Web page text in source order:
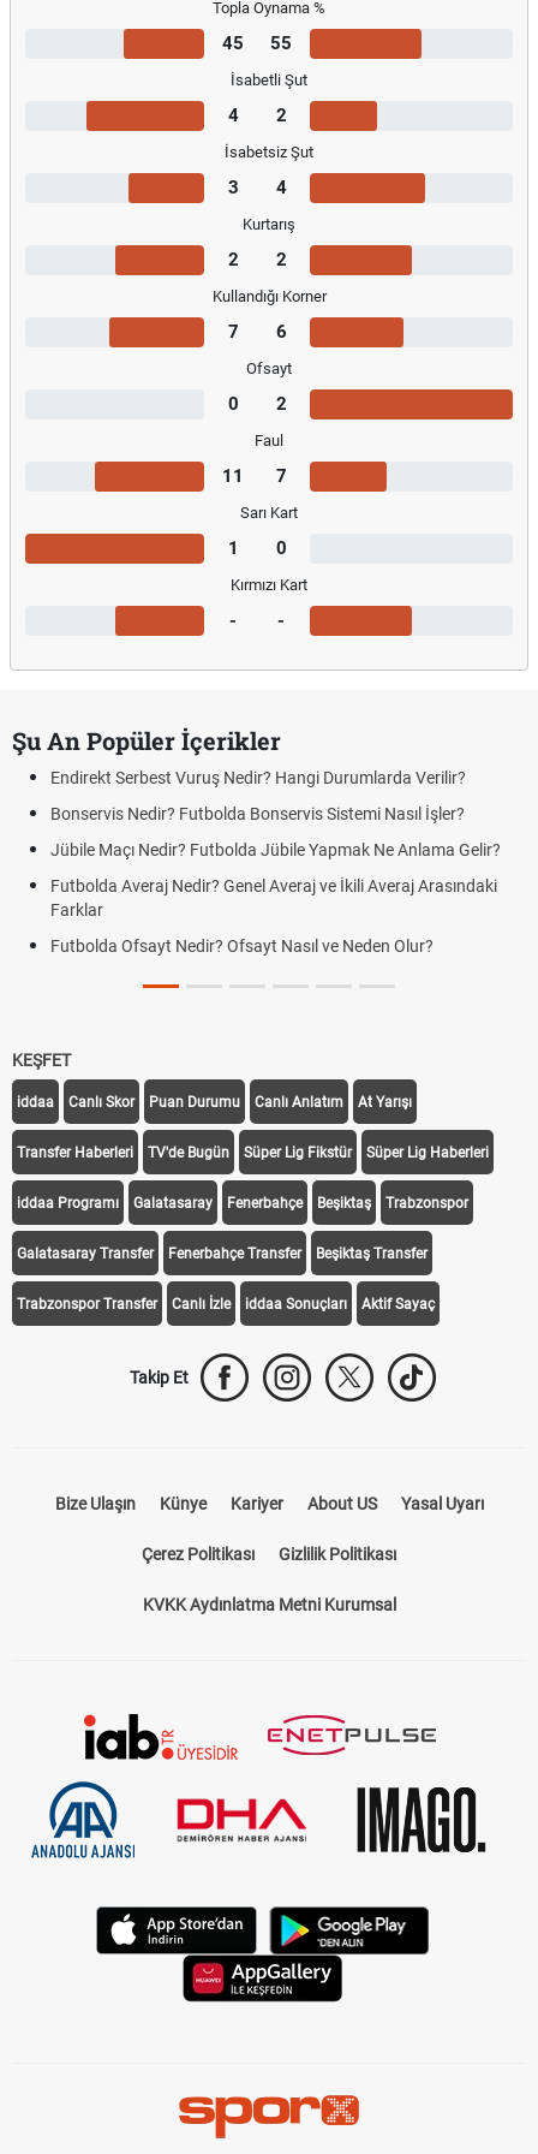
Topla Oynama %
45 55
İsabetli Şut
4 2
İsabetsiz Şut
3 4
Kurtarış
2 2
Kullandığı Korner
7 6
Ofsayt
0 2
Faul
11 7
Sarı Kart
1 0
Kırmızı Kart
- -
Şu An Popüler İçerikler
Endirekt Serbest Vuruş Nedir? Hangi Durumlarda Verilir?
Bonservis Nedir? Futbolda Bonservis Sistemi Nasıl İşler?
Jübile Maçı Nedir? Futbolda Jübile Yapmak Ne Anlama Gelir?
Futbolda Averaj Nedir? Genel Averaj ve İkili Averaj Arasındaki
Farklar
Futbolda Ofsayt Nedir? Ofsayt Nasıl ve Neden Olur?
KEŞFET
iddaa Canlı Skor Puan Durumu Canlı Anlatım At Yarışı
Transfer Haberleri TV'de Bugün Süper Lig Fikstür Süper Lig Haberleri
iddaa Programı Galatasaray Fenerbahçe Beşiktaş Trabzonspor
Galatasaray Transfer Fenerbahçe Transfer Beşiktaş Transfer
Trabzonspor Transfer Canlı İzle iddaa Sonuçları Aktif Sayaç
Takip Et
Bize Ulaşın Künye Kariyer About US Yasal Uyarı
Çerez Politikası Gizlilik Politikası
KVKK Aydınlatma Metni Kurumsal